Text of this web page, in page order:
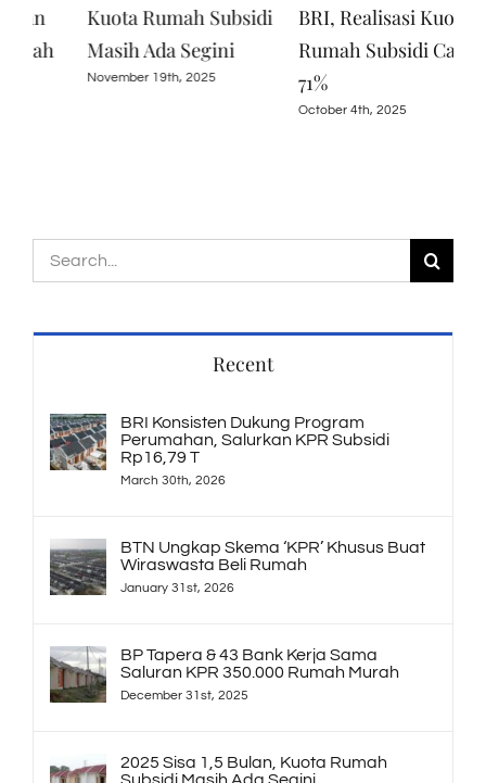
BRI, Realisasi Kuota
Rumah Subsidi Capai
Program Perumahan,
Salurkan KPR Subsidi
Rp16,79 T
March 30th, 2026
Search
Recent
BRI Konsisten Dukung Program
Perumahan, Salurkan KPR Subsidi
Rp16,79 T
March 30th, 2026
BTN Ungkap Skema ‘KPR’ Khusus Buat
Wiraswasta Beli Rumah
January 31st, 2026
BP Tapera & 43 Bank Kerja Sama
Saluran KPR 350.000 Rumah Murah
December 31st, 2025
2025 Sisa 1,5 Bulan, Kuota Rumah
Subsidi Masih Ada Segini